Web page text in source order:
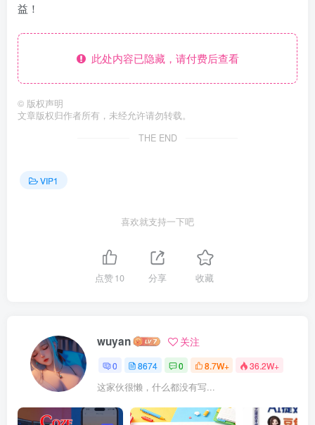
益！
此处内容已隐藏，请付费后查看
© 版权声明
文章版权归作者所有，未经允许请勿转载。
THE END
VIP1
喜欢就支持一下吧
点赞10 分享 收藏
wuyan 关注
0 8674 0 8.7W+ 36.2W+
这家伙很懒，什么都没有写...